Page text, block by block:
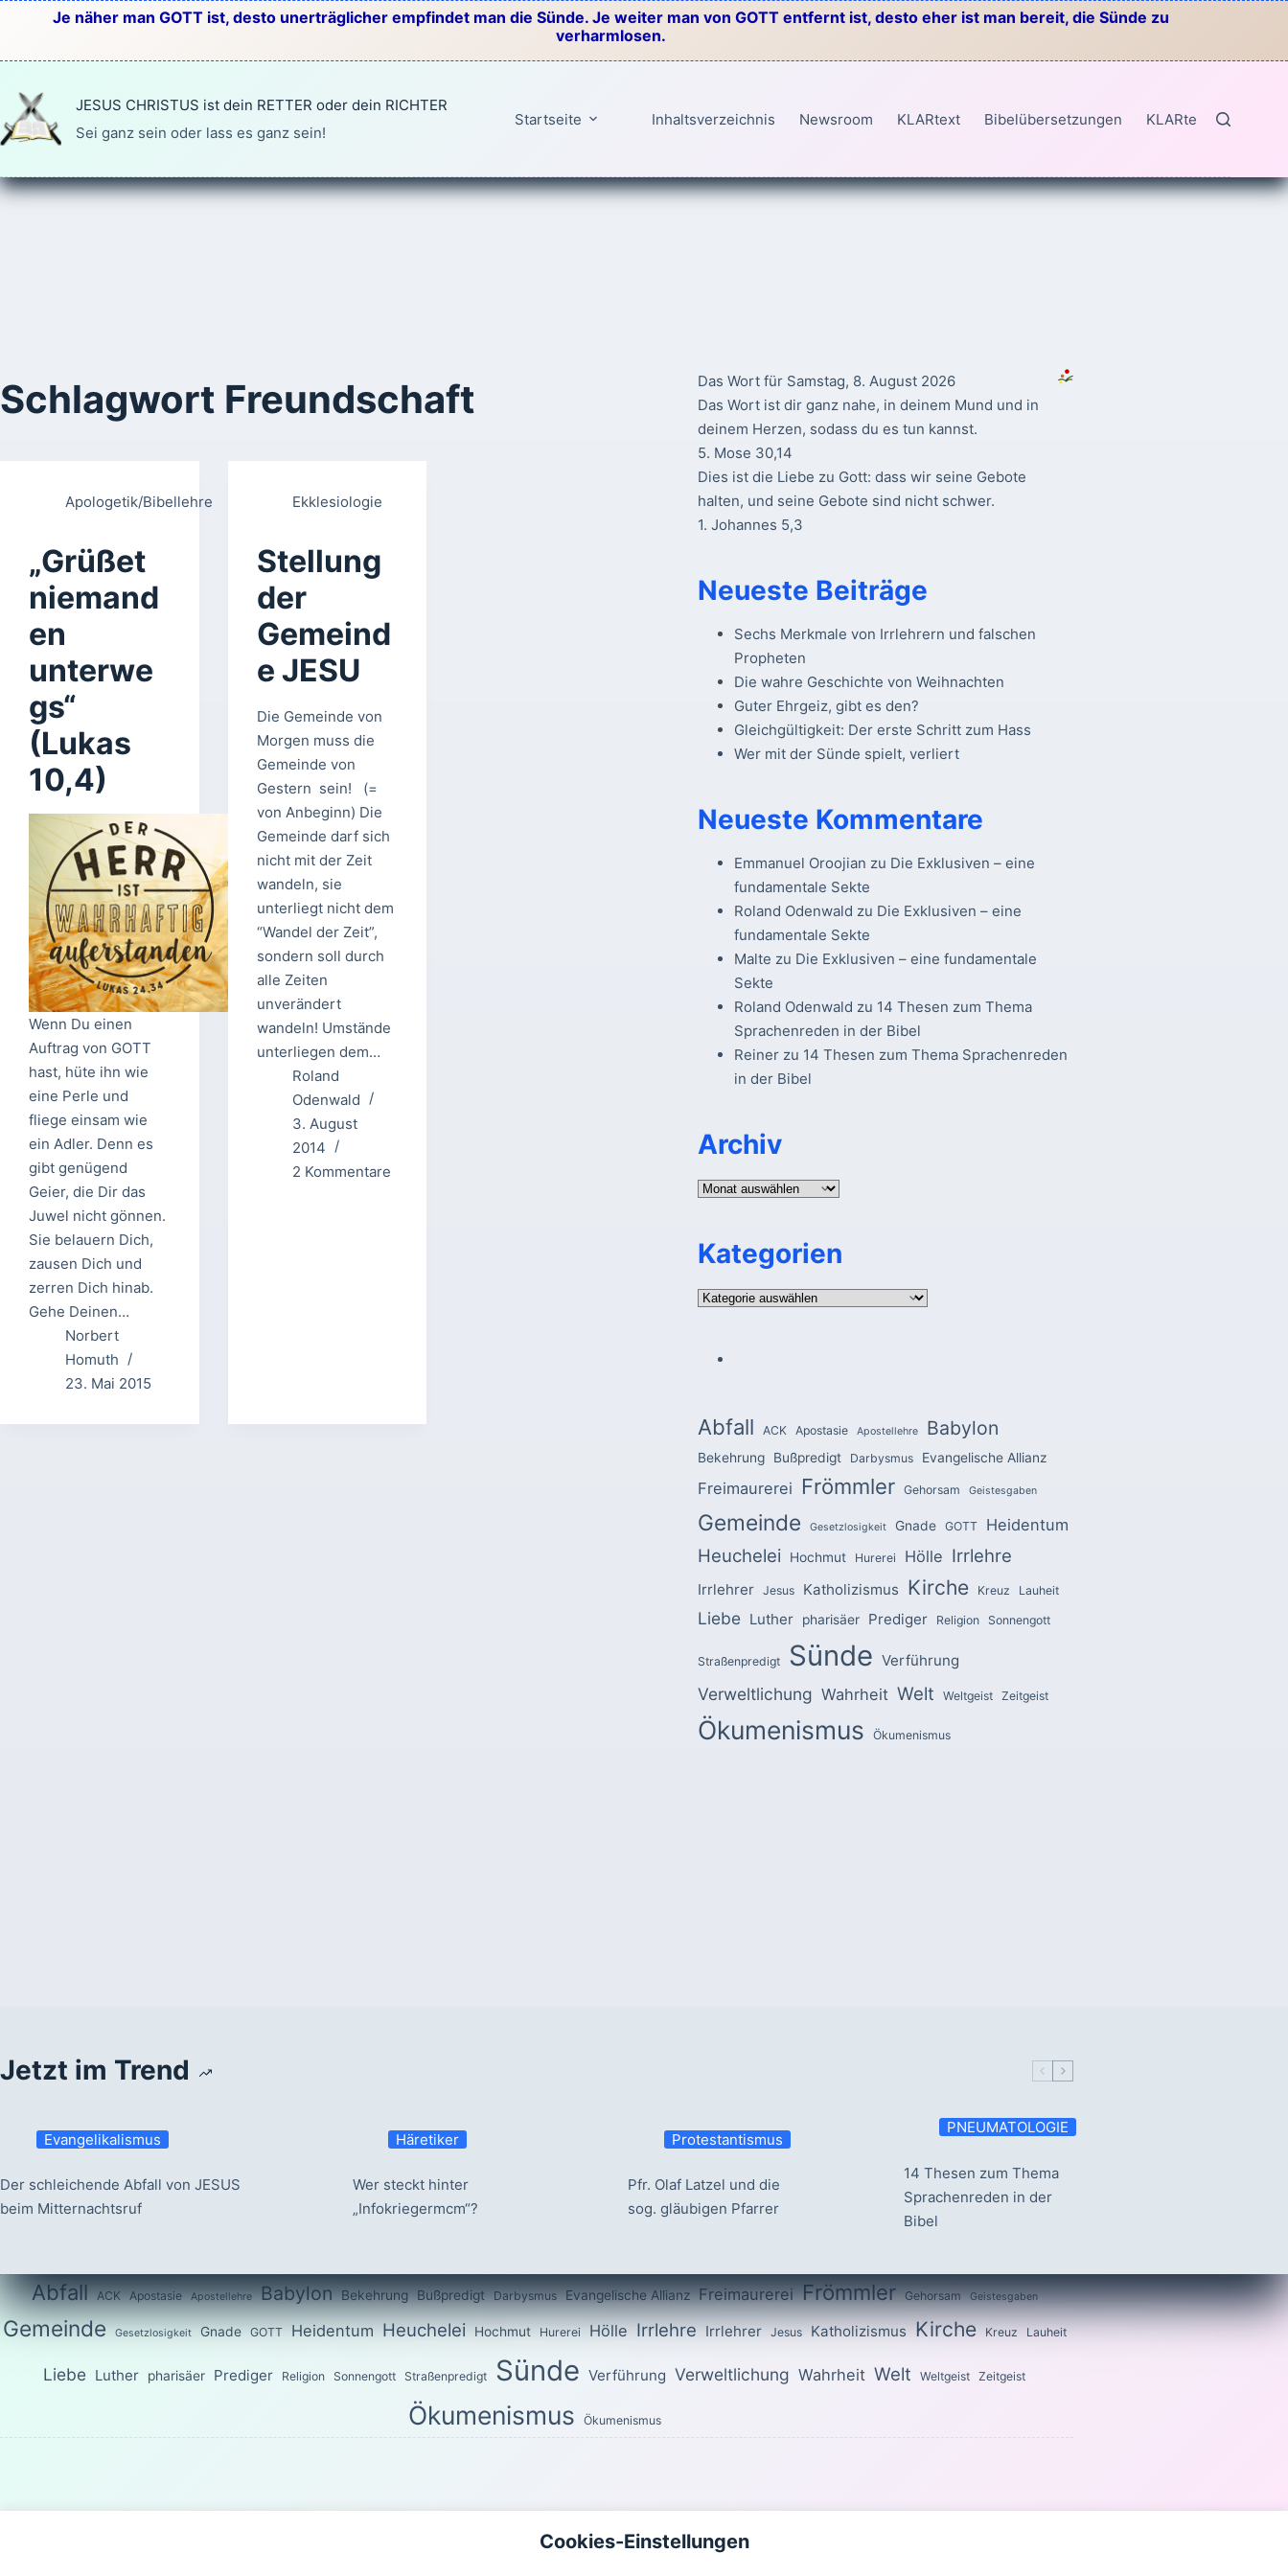
springen
Je näher man GOTT ist, desto unerträglicher empfindet man die Sünde. Je weiter man von GOTT entfernt ist, desto eher ist man bereit, die Sünde zu
verharmlosen.
JESUS CHRISTUS ist dein RETTER oder dein RICHTER
Sei ganz sein oder lass es ganz sein!
Startseite Inhaltsverzeichnis Newsroom KLARtext Bibelübersetzungen KLARtext
Schlagwort Freundschaft
Apologetik/Bibellehre
„Grüßet
niemand
en
unterwe
gs“
(Lukas
10,4)
Wenn Du einen
Auftrag von GOTT
hast, hüte ihn wie
eine Perle und
fliege einsam wie
ein Adler. Denn es
gibt genügend
Geier, die Dir das
Juwel nicht gönnen.
Sie belauern Dich,
zausen Dich und
zerren Dich hinab.
Gehe Deinen…
Norbert
Homuth
23. Mai 2015
Ekklesiologie
Stellung
der
Gemeind
e JESU
Die Gemeinde von
Morgen muss die
Gemeinde von
Gestern sein! (=
von Anbeginn) Die
Gemeinde darf sich
nicht mit der Zeit
wandeln, sie
unterliegt nicht dem
“Wandel der Zeit”,
sondern soll durch
alle Zeiten
unverändert
wandeln! Umstände
unterliegen dem…
Roland
Odenwald
3. August
2014
2 Kommentare
Das Wort für Samstag, 8. August 2026
Das Wort ist dir ganz nahe, in deinem Mund und in
deinem Herzen, sodass du es tun kannst.
5. Mose 30,14
Dies ist die Liebe zu Gott: dass wir seine Gebote
halten, und seine Gebote sind nicht schwer.
1. Johannes 5,3
Neueste Beiträge
Sechs Merkmale von Irrlehrern und falschen
Propheten
Die wahre Geschichte von Weihnachten
Guter Ehrgeiz, gibt es den?
Gleichgültigkeit: Der erste Schritt zum Hass
Wer mit der Sünde spielt, verliert
Neueste Kommentare
Emmanuel Oroojian zu Die Exklusiven – eine
fundamentale Sekte
Roland Odenwald zu Die Exklusiven – eine
fundamentale Sekte
Malte zu Die Exklusiven – eine fundamentale
Sekte
Roland Odenwald zu 14 Thesen zum Thema
Sprachenreden in der Bibel
Reinerzu 14 Thesen zum Thema Sprachenreden
in der Bibel
Archiv
Archiv
Kategorien
Kategorien
Abfall ACK Apostasie Apostellehre Babylon
Bekehrung Bußpredigt Darbysmus Evangelische Allianz
Freimaurerei Frömmler Gehorsam Geistesgaben
Gemeinde Gesetzlosigkeit Gnade GOTT Heidentum
Heuchelei Hochmut Hurerei Hölle Irrlehre
Irrlehrer Jesus Katholizismus Kirche Kreuz Lauheit
Liebe Luther pharisäer Prediger Religion Sonnengott
Straßenpredigt Sünde Verführung
Verweltlichung Wahrheit Welt Weltgeist Zeitgeist
Ökumenismus Ökumenismus
Jetzt im Trend
Evangelikalismus
Der schleichende Abfall von JESUS
beim Mitternachtsruf
Häretiker
Wer steckt hinter
„Infokriegermcm“?
Protestantismus
Pfr. Olaf Latzel und die
sog. gläubigen Pfarrer
PNEUMATOLOGIE
14 Thesen zum Thema
Sprachenreden in der
Bibel
Abfall ACK Apostasie Apostellehre Babylon Bekehrung Bußpredigt Darbysmus Evangelische Allianz Freimaurerei Frömmler Gehorsam Geistesgaben
Gemeinde Gesetzlosigkeit Gnade GOTT Heidentum Heuchelei Hochmut Hurerei Hölle Irrlehre Irrlehrer Jesus Katholizismus Kirche Kreuz Lauheit
Liebe Luther pharisäer Prediger Religion Sonnengott Straßenpredigt Sünde Verführung Verweltlichung Wahrheit Welt Weltgeist Zeitgeist
Ökumenismus Ökumenismus
Cookies-Einstellungen